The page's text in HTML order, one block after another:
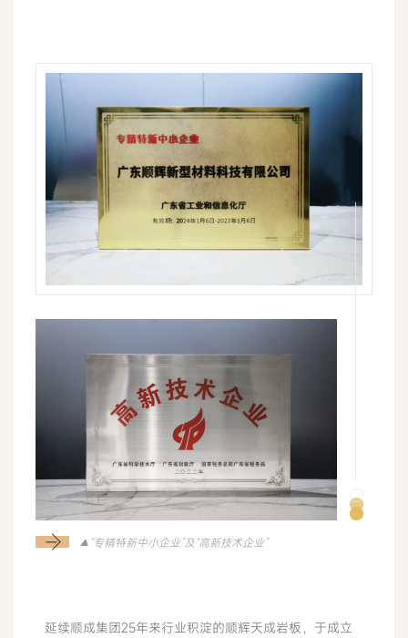
▲“专精特新中小企业”及“高新技术企业”
延续顺成集团25年来行业积淀的顺辉天成岩板，于成立